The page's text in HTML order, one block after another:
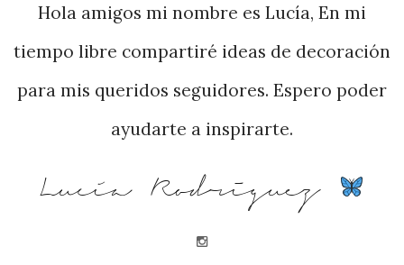
Hola amigos mi nombre es Lucía, En mi
tiempo libre compartiré ideas de decoración
para mis queridos seguidores. Espero poder
ayudarte a inspirarte.
Lucía Rodriguez